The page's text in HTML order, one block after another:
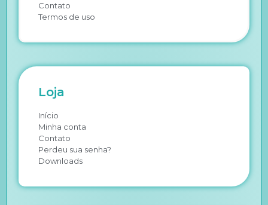
Contato
Termos de uso
Loja
Início
Minha conta
Contato
Perdeu sua senha?
Downloads